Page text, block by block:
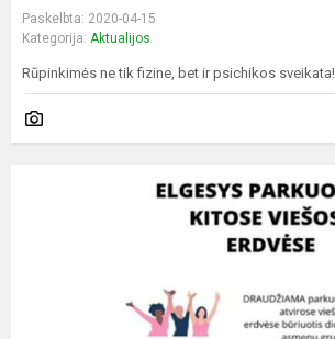
Paskelbta: 2020-04-15
Kategorija: Aktualijos
Rūpinkimės ne tik fizine, bet ir psichikos sveikata!